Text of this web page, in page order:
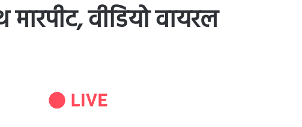
वीडियो वायरल